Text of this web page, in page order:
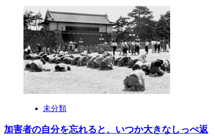
未分類
加害者の自分を忘れると、いつか大きなしっぺ返